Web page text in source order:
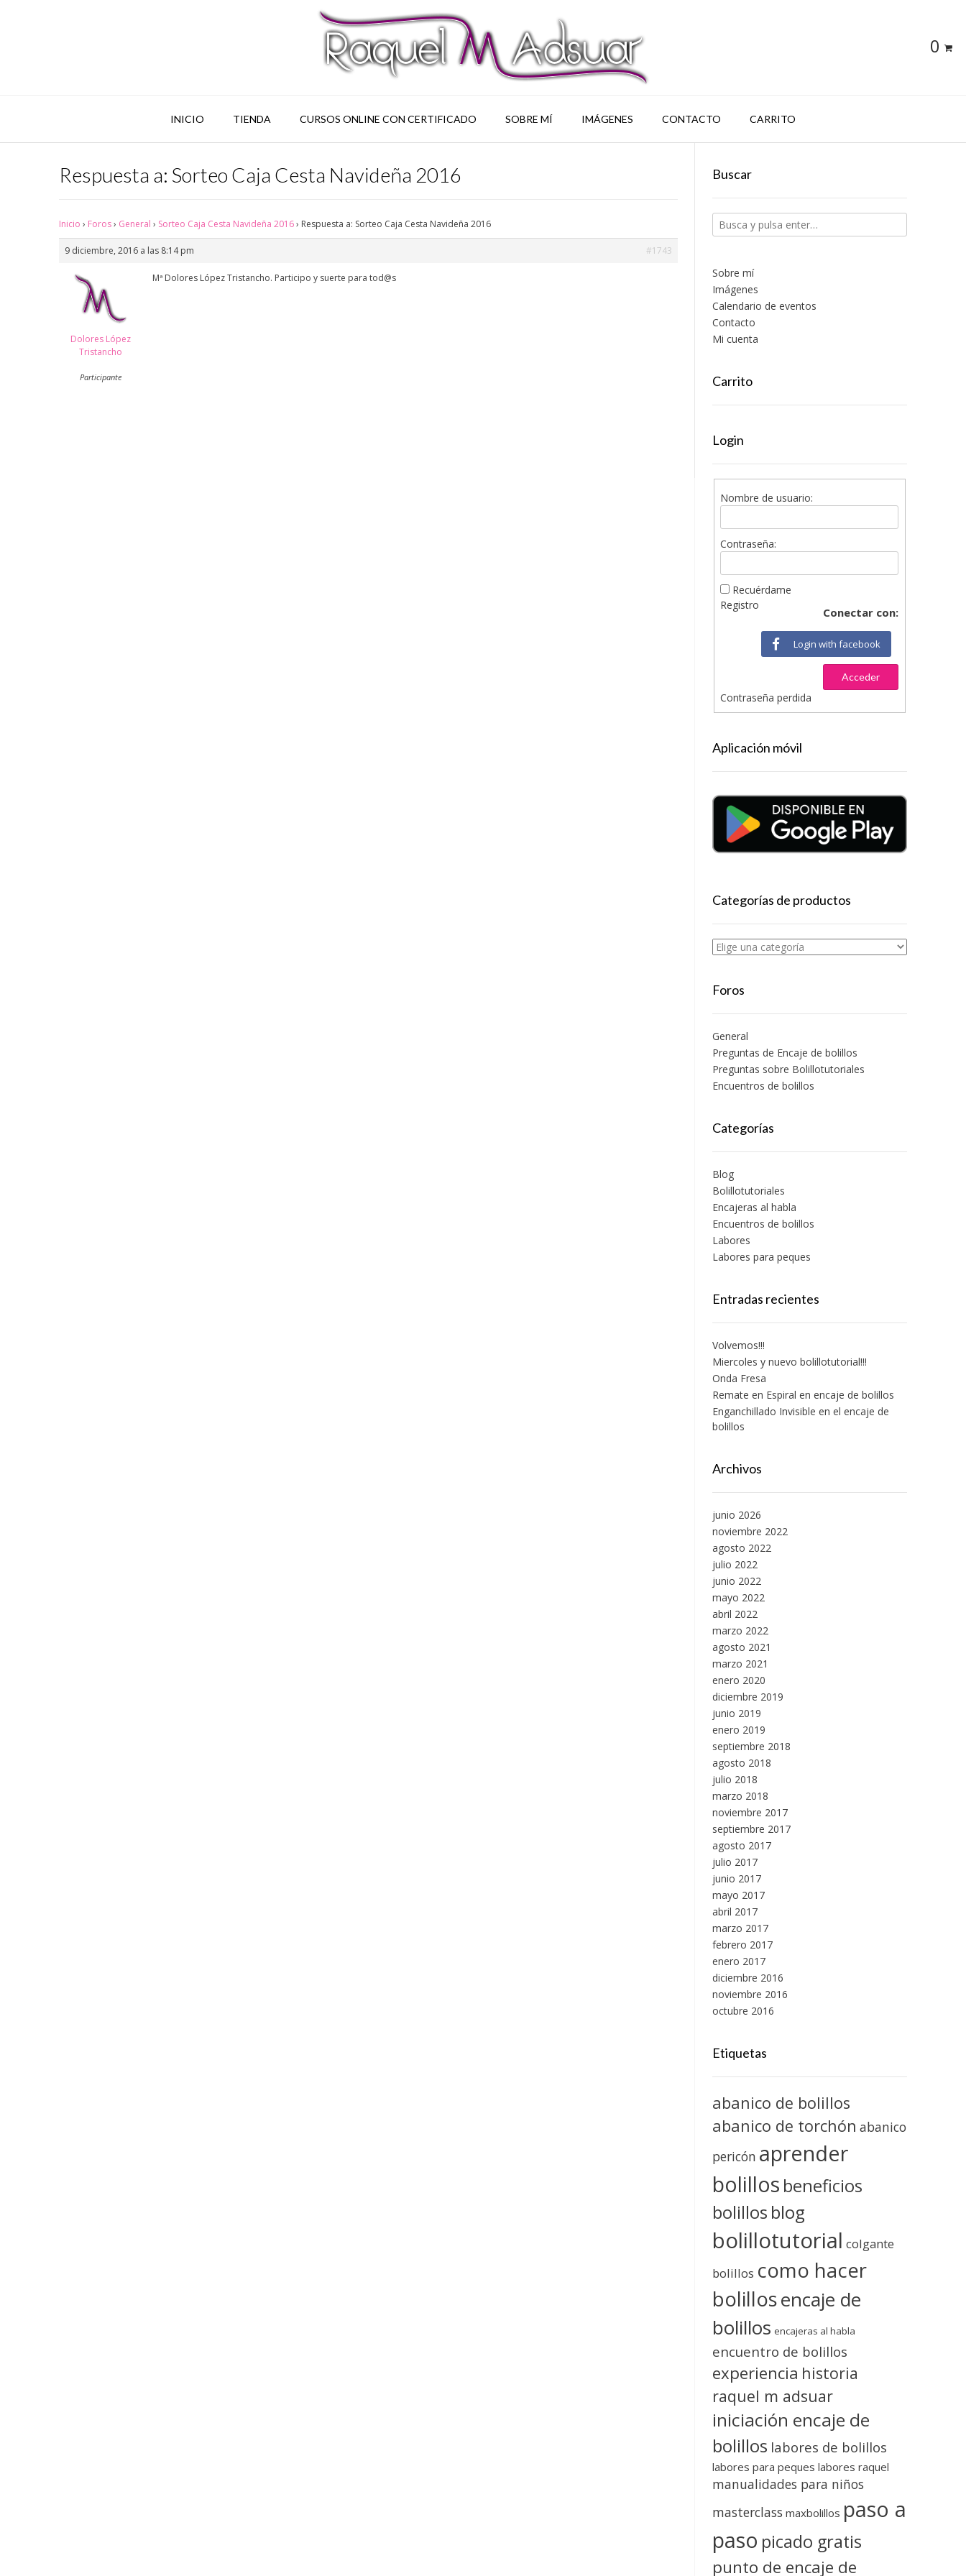
0
INICIO TIENDA CURSOS ONLINE CON CERTIFICADO SOBRE MÍ IMÁGENES CONTACTO CARRITO
Respuesta a: Sorteo Caja Cesta Navideña 2016
Inicio › Foros› General › Sorteo Caja Cesta Navideña 2016› Respuesta a: Sorteo Caja Cesta Navideña 2016
9 diciembre, 2016 a las 8:14 pm #1743
Dolores López
Tristancho
Participante
Mª Dolores López Tristancho. Participo y suerte para tod@s
Buscar
Sobre mí
Imágenes
Calendario de eventos
Contacto
Mi cuenta
Carrito
Login
Nombre de usuario:
Contraseña:
Recuérdame
Conectar con:
Login with facebook
Acceder
Registro
Contraseña perdida
Aplicación móvil
Categorías de productos
Foros
General
Preguntas de Encaje de bolillos
Preguntas sobre Bolillotutoriales
Encuentros de bolillos
Categorías
Blog
Bolillotutoriales
Encajeras al habla
Encuentros de bolillos
Labores
Labores para peques
Entradas recientes
Volvemos!!!
Miercoles y nuevo bolillotutorial!!!
Onda Fresa
Remate en Espiral en encaje de bolillos
Enganchillado Invisible en el encaje de
bolillos
Archivos
junio 2026
noviembre 2022
agosto 2022
julio 2022
junio 2022
mayo 2022
abril 2022
marzo 2022
agosto 2021
marzo 2021
enero 2020
diciembre 2019
junio 2019
enero 2019
septiembre 2018
agosto 2018
julio 2018
marzo 2018
noviembre 2017
septiembre 2017
agosto 2017
julio 2017
junio 2017
mayo 2017
abril 2017
marzo 2017
febrero 2017
enero 2017
diciembre 2016
noviembre 2016
octubre 2016
Etiquetas
abanico de bolillos
abanico de torchón abanico
pericón aprender
bolillos beneficios
bolillos blog
bolillotutorial colgante
bolillos como hacer
bolillosencaje de
bolillos encajeras al habla
encuentro de bolillos
experiencia historia
raquel m adsuar
iniciación encaje de
bolillos labores de bolillos
labores para peques labores raquel
manualidades para niños
masterclass maxbolillos paso a
paso picado gratis
punto de encaje de